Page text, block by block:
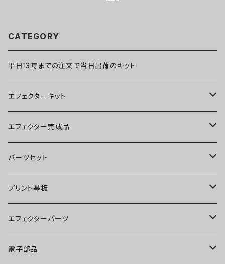
CATEGORY
平日13時までの注文で当日出荷のキット
エフェクターキット
ブースター
オーバードライブ
ディストーション
ファズ
プリアンプ
エフェクター完成品
ブースター
オーバードライブ
ディストーション
ファズ
パーツセット
ブースター
オーバードライブ
ディストーション
プリント基板
オーバードライブ
ディストーション
エフェクターパーツ
スイッチ
電子部品